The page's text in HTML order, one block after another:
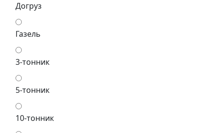
Догруз
Газель
3-тонник
5-тонник
10-тонник